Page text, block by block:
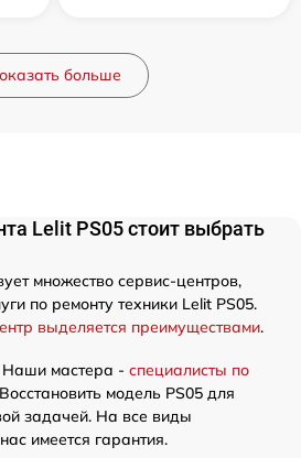
больше
Lelit PS05 стоит выбрать
множество сервис-центров,
по ремонту техники Lelit PS05.
выделяется преимуществами.
мастера - специалисты по
модель PS05 для
задачей. На все виды
имеется гарантия.